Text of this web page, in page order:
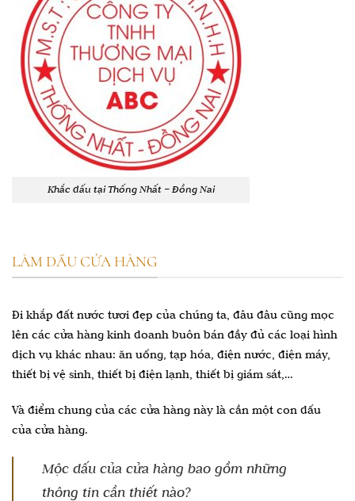
Khắc dấu tại Thống Nhất – Đồng Nai
LÀM DẤU CỬA HÀNG
Đi khắp đất nước tươi đẹp của chúng ta, đâu đâu cũng mọc
lên các cửa hàng kinh doanh buôn bán đầy đủ các loại hình
dịch vụ khác nhau: ăn uống, tạp hóa, điện nước, điện máy,
thiết bị vệ sinh, thiết bị điện lạnh, thiết bị giám sát,…
Và điểm chung của các cửa hàng này là cần một con dấu
của cửa hàng.
Mộc dấu của cửa hàng bao gồm những
thông tin cần thiết nào?